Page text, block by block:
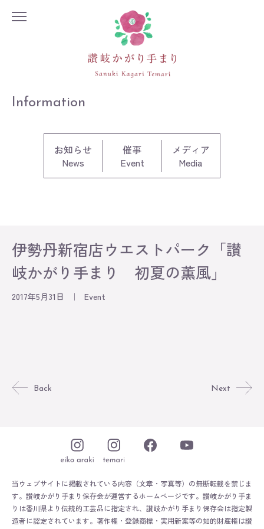
Information
Original
Information
お知らせ
News
催事
Event
メディア
Media
伊勢丹新宿店ウエストパーク「讃
岐かがり手まり 初夏の薫風」
2017年5月31日 ｜ Event
Back Next
当ウェブサイトに掲載されている内容（文章・写真等）の無断転載を禁じま
す。 讃岐かがり手まり保存会が運営するホームページです。 讃岐かがり手ま
りは香川県より伝統的工芸品に指定され、讃岐かがり手まり保存会は指定製
造者に認定されています。 著作権・登録商標・実用新案等の知的財産権は讃